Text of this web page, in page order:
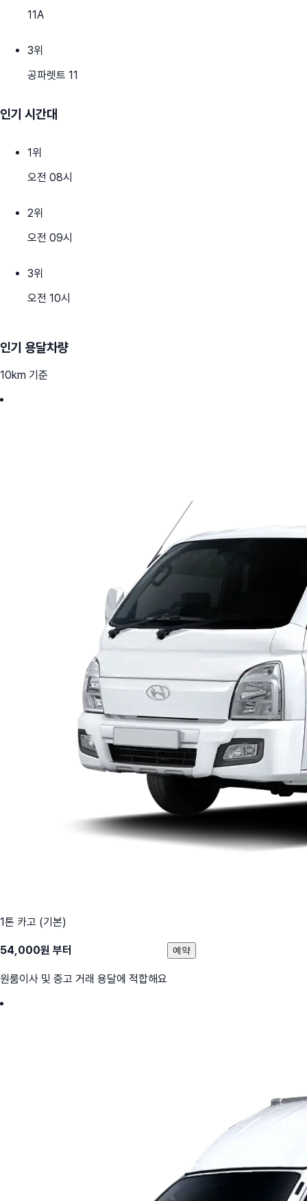
11A
3위
공파렛트 11
인기 시간대
1위
오전 08시
2위
오전 09시
3위
오전 10시
인기 용달차량
10km 기준
1톤 카고 (기본)
54,000원 부터
원룸이사 및 중고 거래 용달에 적합해요
예약